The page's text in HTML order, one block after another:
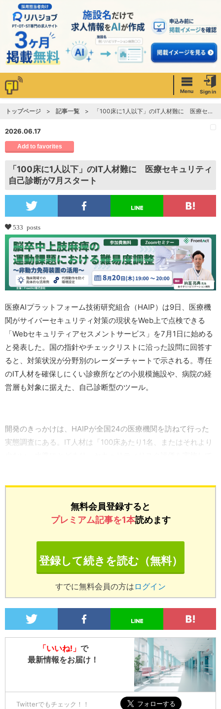
Menu Sign in
トップページ 記事一覧 「100床に1人以下」のIT人材難に 医療セキュリティ自己診断が7月スタート
2026.06.17
Add to favorites
「100床に1人以下」のIT人材難に 医療セキュリティ
自己診断が7月スタート
533 posts
医療AIプラットフォーム技術研究組合（HAIP）は9日、医療機
関がサイバーセキュリティ対策の現状をWeb上で点検できる
「Webセキュリティアセスメントサービス」を7月1日に始める
と発表した。国の指針やチェックリストに沿った設問に回答す
ると、対策状況が分野別のレーダーチャートで示される。専任
のIT人材を確保しにくい診療所などの小規模施設や、病院の経
営層も対象に据えた、自己診断型のツール。
開発のきっかけは、HAIPが全国24の医療機関を訪ねて行った
実態調査にある。IT人材は「100床あたり1名、またはそれより
無料会員登録すると
プレミアム記事を1本読めます
登録して続きを読む（無料）
すでに無料会員の方は ログイン
「いいね!」 で
最新情報をお届け！
Twitterでもチェック！！